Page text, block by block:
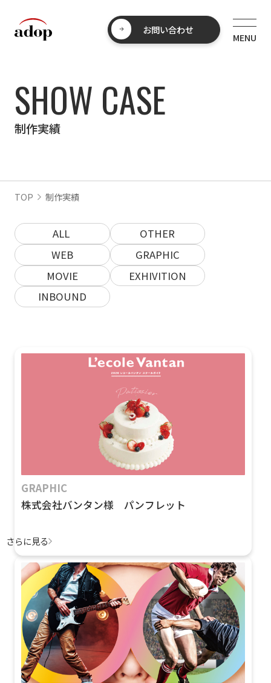
お問い合わせ
SHOW CASE
制作実績
TOP 制作実績
ALL
OTHER
WEB
GRAPHIC
MOVIE
EXHIVITION
INBOUND
GRAPHIC
株式会社バンタン様 パンフレット
さらに見る